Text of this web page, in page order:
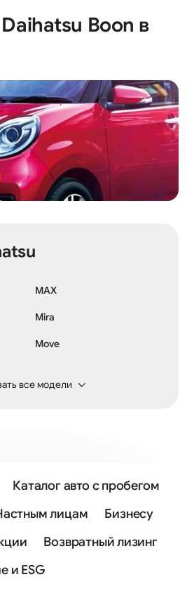
Boon в
MAX
Mira
Move
все модели
Каталог авто с пробегом
лицам
Бизнесу
Возвратный лизинг
и ESG